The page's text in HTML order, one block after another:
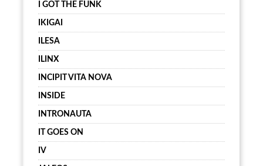
I GOT THE FUNK
IKIGAI
ILESA
ILINX
INCIPIT VITA NOVA
INSIDE
INTRONAUTA
IT GOES ON
IV